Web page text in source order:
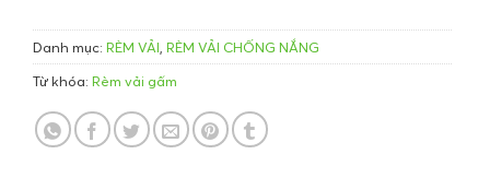
Danh mục: RÈM VẢI RÈM VẢI CHỐNG NẮNG
Từ khóa: Rèm vải gấm